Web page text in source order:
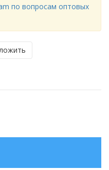
по вопросам оптовых